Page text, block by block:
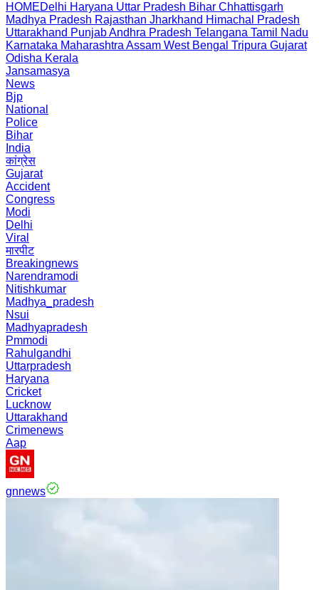
HOMEDelhi Haryana Uttar Pradesh Bihar Chhattisgarh
Madhya Pradesh Rajasthan Jharkhand Himachal Pradesh
Uttarakhand PunjabAndhra Pradesh Telangana Tamil Nadu
Karnataka Maharashtra Assam West Bengal Tripura Gujarat
Odisha Kerala
Jansamasya
News
Bjp
National
Police
Bihar
India
कांग्रेस
Gujarat
Accident
Congress
Modi
Delhi
Viral
मारपीट
Breakingnews
Narendramodi
Nitishkumar
Madhya_pradesh
Nsui
Madhyapradesh
Pmmodi
Rahulgandhi
Uttarpradesh
Haryana
Cricket
Lucknow
Uttarakhand
Crimenews
Aap
gnnews